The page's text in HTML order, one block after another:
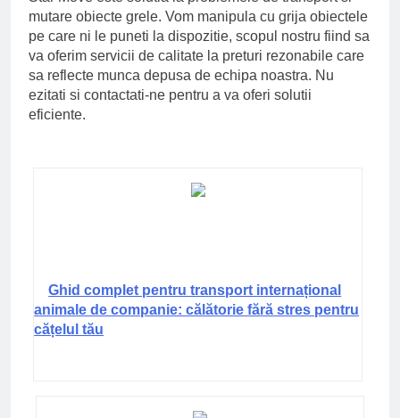
mutare obiecte grele. Vom manipula cu grija obiectele
pe care ni le puneti la dispozitie, scopul nostru fiind sa
va oferim servicii de calitate la preturi rezonabile care
sa reflecte munca depusa de echipa noastra. Nu
ezitati si contactati-ne pentru a va oferi solutii
eficiente.
Ghid complet pentru transport internațional
animale de companie: călătorie fără stres pentru
cățelul tău